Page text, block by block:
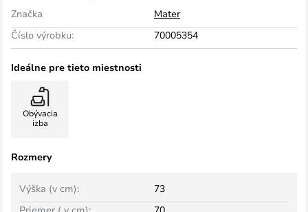
Značka
Mater
Číslo výrobku:
70005354
Ideálne pre tieto miestnosti
Obývacia
izba
Rozmery
Výška (v cm):
73